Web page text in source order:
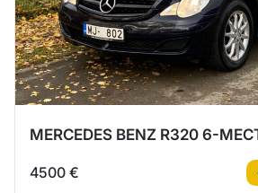
MERCEDES BENZ R320 6-
4500 €